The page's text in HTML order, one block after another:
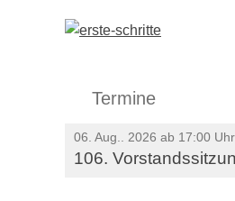
Termine
06. Aug.. 2026 ab 17:00 Uhr
106.